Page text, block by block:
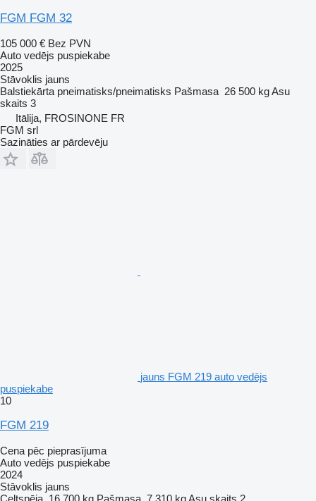
FGM FGM 32
105 000 € Bez PVN
Auto vedējs puspiekabe
2025
Stāvoklis jauns
Balstiekārta pneimatisks/pneimatisks Pašmasa 26 500 kgAsu
skaits 3
Itālija, FROSINONE FR
FGM srl
Sazināties ar pārdevēju
jauns FGM 219 auto vedējs
puspiekabe
10
FGM 219
Cena pēc pieprasījuma
Auto vedējs puspiekabe
2024
Stāvoklis jauns
Celtspēja 16 700 kg Pašmasa 7 310 kgAsu skaits 2